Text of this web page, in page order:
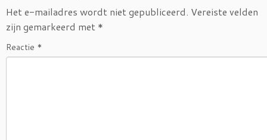
Het e-mailadres wordt niet gepubliceerd. Vereiste velden
zijn gemarkeerd met *
Reactie *